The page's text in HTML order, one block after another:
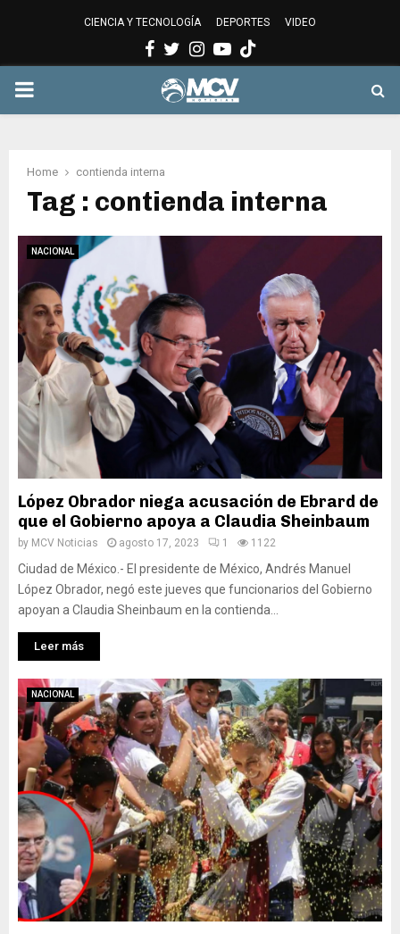
CIENCIA Y TECNOLOGÍA DEPORTES VIDEO
Facebook
Twitter
Instagram
Youtube
PRIMARY
Home contienda interna
Tag : contienda interna
NACIONAL
López Obrador niega acusación de Ebrard de
que el Gobierno apoya a Claudia Sheinbaum
by MCV Noticias agosto 17, 2023 1 1122
Ciudad de México.- El presidente de México, Andrés Manuel
López Obrador, negó este jueves que funcionarios del Gobierno
apoyan a Claudia Sheinbaum en la contienda...
Leer más
NACIONAL